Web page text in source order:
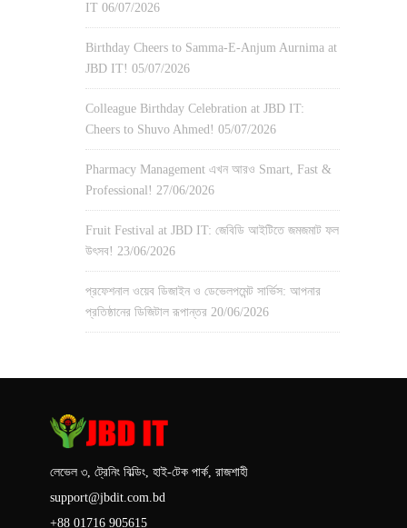
IT 06/07/2026
Birthday Cheers to Samma-E-Anjum Aurnima at
JBD IT! 05/07/2026
Colleague Birthday Celebration at JBD IT:
Cheers to Shuvo Ahmed! 05/07/2026
Pharmacy Management এখন আরও Smart, Fast &
Professional! 27/06/2026
Fruit Festival at JBD IT: জেবিডি আইটিতে জমজমাট ফল
উৎসব! 23/06/2026
প্রফেশনাল ওয়েব ডিজাইন ও ডেভেলপমেন্ট সার্ভিস: আপনার
প্রতিষ্ঠানের ডিজিটাল রূপান্তর 20/06/2026
লেভেল ৩, ট্রেনিং বিল্ডিং, হাই-টেক পার্ক, রাজশাহী
support@jbdit.com.bd
+88 01716 905615